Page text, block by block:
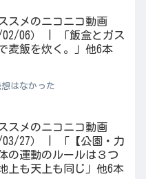
スメのニコニコ動画
02/06） | 「飯盒とガス
麦飯を炊く。」他6本
はなかった
スメのニコニコ動画
03/27） | 「【公園・力
の運動のルールは３つ
上も天上も同じ」他6本